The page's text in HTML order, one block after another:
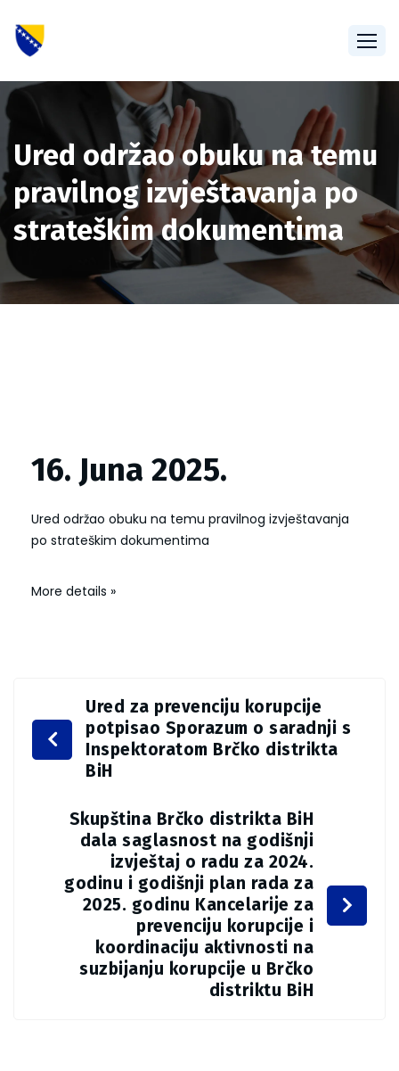
Ured održao obuku na temu
pravilnog izvještavanja po
strateškim dokumentima
16. Juna 2025.
Ured održao obuku na temu pravilnog izvještavanja
po strateškim dokumentima
More details »
Ured za prevenciju korupcije
potpisao Sporazum o saradnji s
Inspektoratom Brčko distrikta
BiH
Skupština Brčko distrikta BiH
dala saglasnost na godišnji
izvještaj o radu za 2024.
godinu i godišnji plan rada za
2025. godinu Kancelarije za
prevenciju korupcije i
koordinaciju aktivnosti na
suzbijanju korupcije u Brčko
distriktu BiH